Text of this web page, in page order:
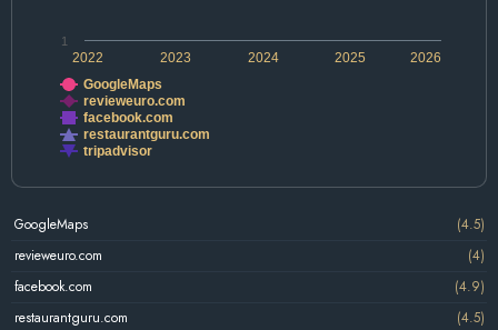
2022 2024 2026
2023 2025
1
GoogleMaps
revieweuro.com
facebook.com
restaurantguru.com
tripadvisor
GoogleMaps
(4.5)
revieweuro.com
(4)
facebook.com
(4.9)
restaurantguru.com
(4.5)